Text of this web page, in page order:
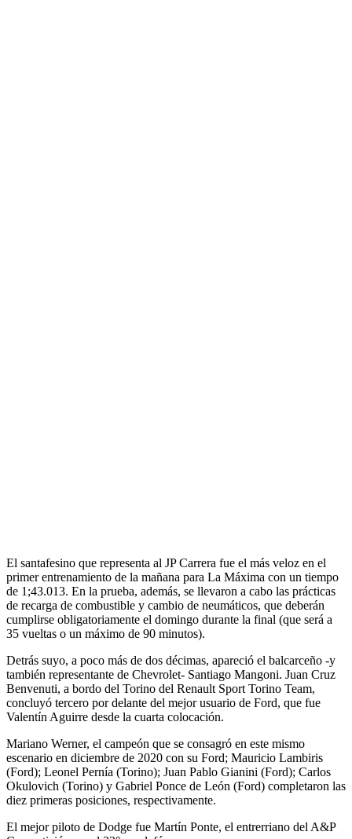
El santafesino que representa al JP Carrera fue el más veloz en el
primer entrenamiento de la mañana para La Máxima con un tiempo
de 1;43.013. En la prueba, además, se llevaron a cabo las prácticas
de recarga de combustible y cambio de neumáticos, que deberán
cumplirse obligatoriamente el domingo durante la final (que será a
35 vueltas o un máximo de 90 minutos).
Detrás suyo, a poco más de dos décimas, apareció el balcarceño -y
también representante de Chevrolet- Santiago Mangoni. Juan Cruz
Benvenuti, a bordo del Torino del Renault Sport Torino Team,
concluyó tercero por delante del mejor usuario de Ford, que fue
Valentín Aguirre desde la cuarta colocación.
Mariano Werner, el campeón que se consagró en este mismo
escenario en diciembre de 2020 con su Ford; Mauricio Lambiris
(Ford); Leonel Pernía (Torino); Juan Pablo Gianini (Ford); Carlos
Okulovich (Torino) y Gabriel Ponce de León (Ford) completaron las
diez primeras posiciones, respectivamente.
El mejor piloto de Dodge fue Martín Ponte, el entrerriano del A&P